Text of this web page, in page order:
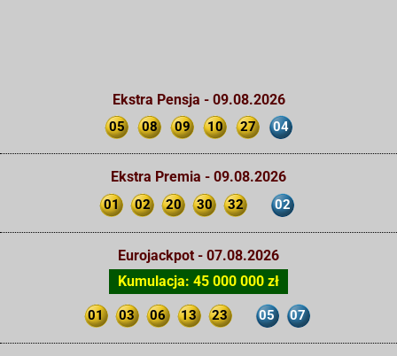
Ekstra Pensja - 09.08.2026
05 08 09 10 27 04
Ekstra Premia - 09.08.2026
01 02 20 30 32 02
Eurojackpot - 07.08.2026
Kumulacja: 45 000 000 zł
01 03 06 13 23 05 07